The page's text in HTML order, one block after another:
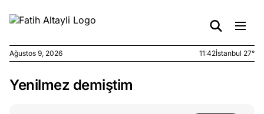
Ağustos
Ağustos 9, 2026 11:42İstanbul 27°
Yenilmez demiştim